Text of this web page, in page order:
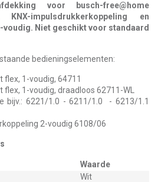
voor busch-free@home
KNX-impulsdrukkerkoppeling en
voudig. Niet geschikt voor standaard
bedieningselementen:
1-voudig, 64711
1-voudig, draadloos 62711-WL
bijv.: 6221/1.0 - 6211/1.0 - 6213/1.1
2-voudig 6108/06
Waarde
Wit